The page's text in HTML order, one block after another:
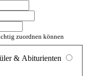
zuordnen können
& Abiturienten